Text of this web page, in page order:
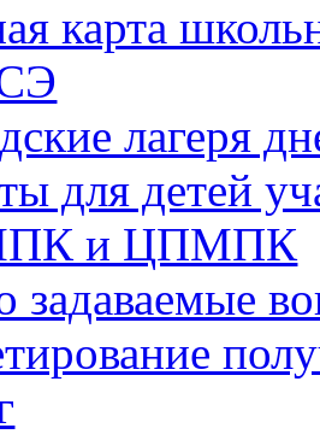
карта
лагеря
для детей
и ЦПМПК
задаваемые